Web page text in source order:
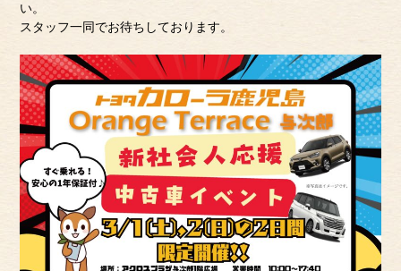
い。
スタッフ一同でお待ちしております。